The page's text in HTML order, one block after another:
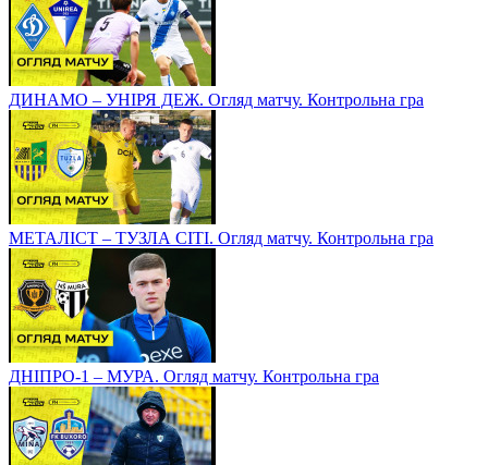
ДИНАМО – УНІРЯ ДЕЖ. Огляд матчу. Контрольна гра
МЕТАЛІСТ – ТУЗЛА СІТІ. Огляд матчу. Контрольна гра
ДНІПРО-1 – МУРА. Огляд матчу. Контрольна гра